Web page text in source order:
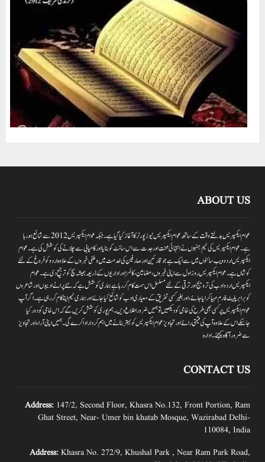
ABOUT US
عوام ایکسپریس بدلتے وقت کے ساتھ عوام ایکسپریس نیوز پورٹر کا آغاز کیا گیا ہے۔جبکہ عوام ایکسپریس 2012سے شائع ہورہا
ہے۔ عوام ایکسپریس کی ٹیم جنہوں نے انتہائی محنت اور جدت سے اس سائٹ کو بنایا اور کامیابی سے چلانے کی کوشش کی ہے۔عوام
ایکسپریس اردو ویب سائٹوں میں سے ایک ہے جو قارئین اور صارفین کی خدمت میں وطنی خبروں کے علاوہ اردو کو فروغ کے لئے
کوشاں ہے۔عوام ایکسپریس روز اول سے اپنی خبروں ،مضامین ،کالمز اور اداریوں کے ذریعہ ہمیشہ سچ کو ترجیح دی ہے۔عوام
ایکسپریس اردو ادب کی ترویج اور ترقی کے لئے مسلسل اس سمت کام کر رہا ہے ہماری کوشش ہے کہ نئے پرانے ادیبوں اور شاعروں
کو برابر پلیٹ فارم مہیا کرایا جائے،اور بغیر کسی تفریق کے معیاری ادب کو شائع کیا جائے اور ہماری ٹیم اپنا کام کر رہی ہے۔اگر آپ
عوام ایکسپریس پر کسی بھی طرح کی خامی کو دیکھیں تو ہمیں ضرور اطلاع دیں۔ہم پوری کوشش کریں گے کہ اس خامی کو دور کیا
جاسکے اس کے علاوہ آپ کی قیمتی رائے اور تجاویز عوام ایکسپریس کو بہتر بنانے میں اہم کردار اداکرے گی۔ہمیں اپنی آراءاور تجاویز
سے ضرور آگاہ کیجئے۔ ادارہ
CONTACT US
Address: 147/2, Second Floor, Khasra No.132, Front Portion, Ram
Ghat Street, Near- Umer bin khatab Mosque, Wazirabad Delhi-
110084, India
Address: Khasra No. 272/9, Khushal Park , Near Ram Park Road,